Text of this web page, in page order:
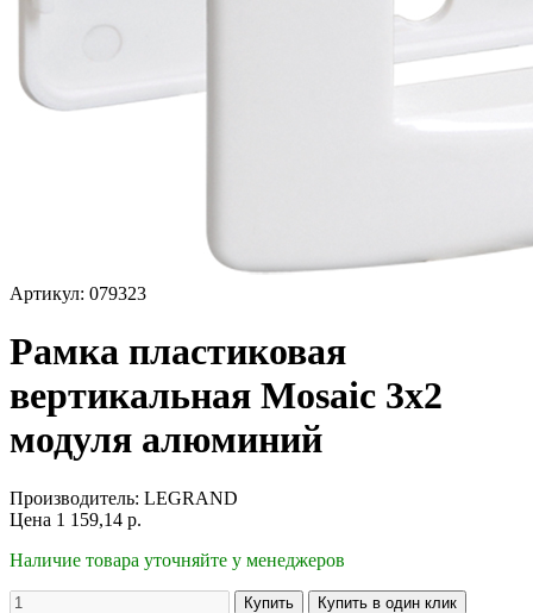
Артикул: 079323
Рамка пластиковая
вертикальная Mosaic 3х2
модуля алюминий
Производитель: LEGRAND
Цена 1 159,14 р.
Наличие товара уточняйте у менеджеров